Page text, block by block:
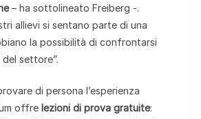
– ha sottolineato Freiberg -.
allievi si sentano parte di una
la possibilità di confrontarsi
settore”.
di persona l’esperienza
offre lezioni di prova gratuite: